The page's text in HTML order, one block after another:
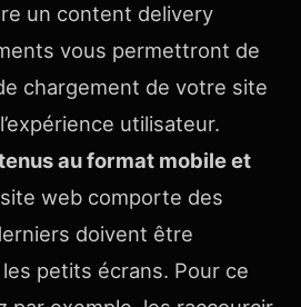
un content delivery
vous permettront de
chargement de votre site
utilisateur.
au format mobile et
web comporte des
doivent être
petits écrans. Pour ce